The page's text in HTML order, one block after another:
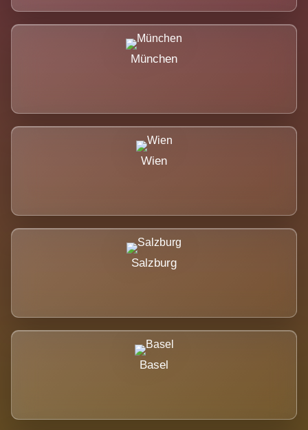
München
Wien
Salzburg
Basel